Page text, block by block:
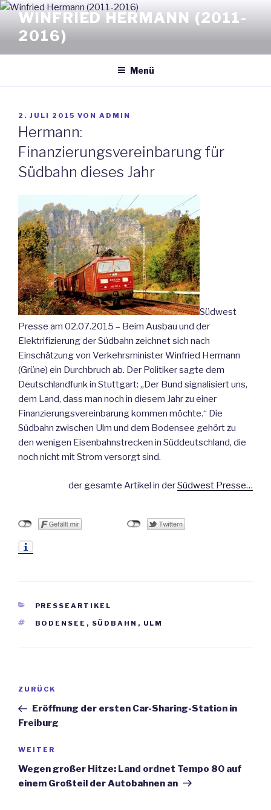
Zum
Inhalt
springen
WINFRIED HERMANN (2011-
2016)
Menü
VERÖFFENTLICHT
AM
2. JULI 2015 VON ADMIN
Hermann:
Finanzierungsvereinbarung für
Südbahn dieses Jahr
Südwest
Presse am 02.07.2015 – Beim Ausbau und der
Elektrifizierung der Südbahn zeichnet sich nach
Einschätzung von Verkehrsminister Winfried Hermann
(Grüne) ein Durchbruch ab. Der Politiker sagte dem
Deutschlandfunk in Stuttgart: „Der Bund signalisiert uns,
dem Land, dass man noch in diesem Jahr zu einer
Finanzierungsvereinbarung kommen möchte.“ Die
Südbahn zwischen Ulm und dem Bodensee gehört zu
den wenigen Eisenbahnstrecken in Süddeutschland, die
noch nicht mit Strom versorgt sind.
der gesamte Artikel in derSüdwest Presse…
KATEGORIEN
PRESSEARTIKEL
SCHLAGWÖRTER
BODENSEE , SÜDBAHN , ULM
Beitrags-
Vorheriger
Beitrag
ZURÜCK
Eröffnung der ersten Car-Sharing-Station in
Freiburg
Nächster
Beitrag
WEITER
Wegen großer Hitze: Land ordnet Tempo 80 auf
einem Großteil der Autobahnen an